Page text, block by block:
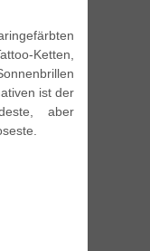
Ketten,
ist der
aber